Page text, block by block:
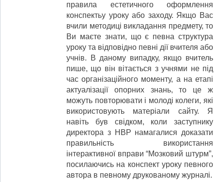
правила естетичного оформлення
конспектьу уроку або заходу. Якщо Вас
вчили методиці викладання предмету, то
Ви маєте знати, що є певна структура
уроку та відповідно певні дії вчителя або
учнів. В даному випадку, якщо вчитель
пише, що він вітається з учнями не під
час організаційного моменту, а на етапі
актуалізації опорних знань, то це ж
можуть повторювати і молоді колеги, які
використовують матеріали сайту. Я
навіть був свідком, коли заступнику
директора з НВР намагалися доказати
правильність використання
інтерактивної вправи “Мозковий штурм”,
посилаючись на конспект уроку певного
автора в певному друкованому журналі.